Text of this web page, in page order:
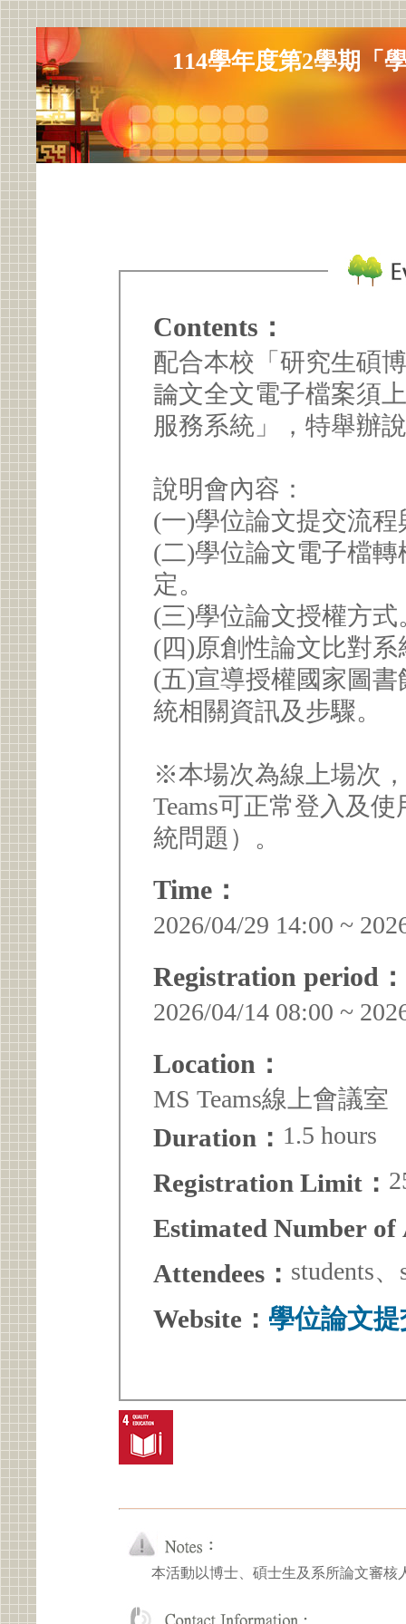
114學年度第2學期「
Contents：
配合本校「研究生碩
論文全文電子檔案須
服務系統」，特舉辦
說明會內容：
(一)學位論文提交流
(二)學位論文電子檔
定。
(三)學位論文授權方
(四)原創性論文比對
(五)宣導授權國家圖
統相關資訊及步驟。
※本場次為線上場次
Teams可正常登入及
統問題）。
Time：
2026/04/29 14:00 ~
Registration period：
2026/04/14 08:00 ~
Location：
MS Teams線上會議室
Duration： 1.5 hours
Registration Limit：
Estimated Number of
Attendees： students、
Website： 學位論文
本活動以博士、碩士生及系所論文審核